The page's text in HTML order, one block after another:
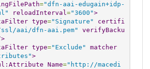
="dfn-aai-edugain+idp-
reloadInterval="3600">
type="Signature"
certifi
aai/dfn-aai.pem"
verifyBacku
type="Exclude"
matcher
>
Name="http://macedi